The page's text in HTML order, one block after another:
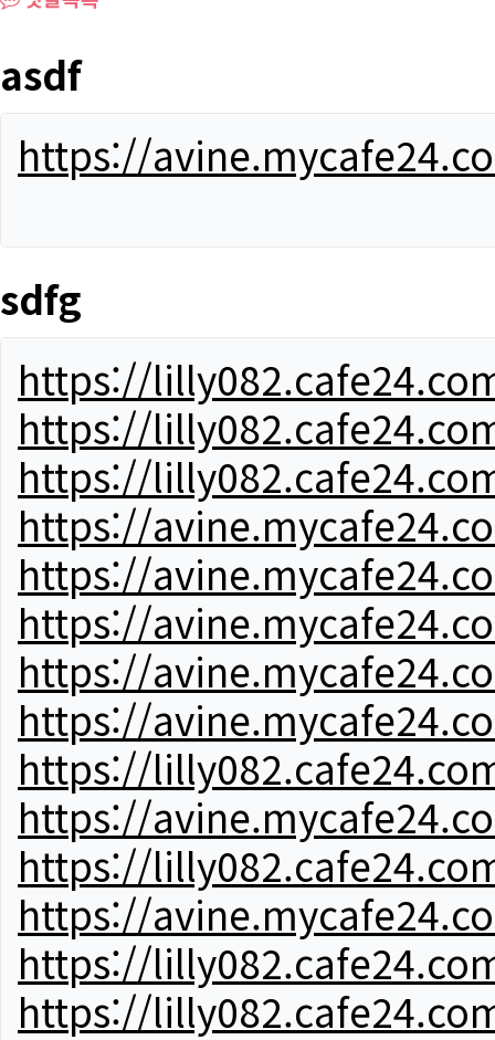
asdf
https://
sdfg
https://
https://
https://
https://
https://
https://
https://
https://
https://
https://
https://
https://
https://
https://